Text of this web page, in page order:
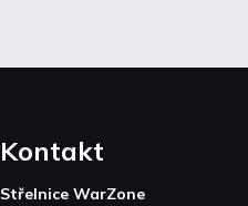
Kontakt
Střelnice WarZone